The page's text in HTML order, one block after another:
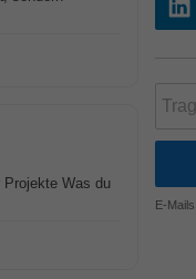
Was du
E-